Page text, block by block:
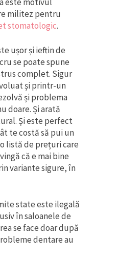
este motivul
militez pentru
stomatologic.
ușor și ieftin de
se poate spune
complet. Sigur
și printr-un
și problema
doare. Și arată
Și este perfect
te costă să pui un
o listă de prețuri care
că e mai bine
variante sigure, în
state este ilegală
în saloanele de
se face doar după
dentare au